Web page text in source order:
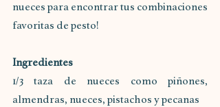
nueces para encontrar tus combinaciones
favoritas de pesto!
Ingredientes
1/3 taza de nueces como piñones,
almendras, nueces, pistachos y pecanas